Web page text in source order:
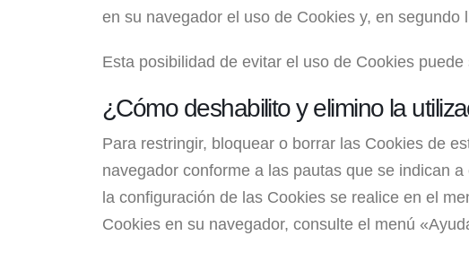
en su navegador el uso de Cookies y, en
Esta posibilidad de evitar el uso de Cookies
¿Cómo deshabilito y elimino la
Para restringir, bloquear o borrar las Cookies de
navegador conforme a las pautas que se indican
la configuración de las Cookies se realice en el
Cookies en su navegador, consulte el menú